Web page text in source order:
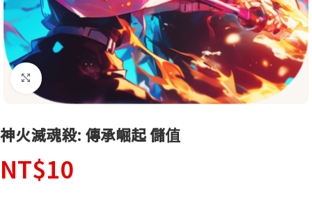
點擊放大
神火滅魂殺: 傳承崛起 儲值
NT$10